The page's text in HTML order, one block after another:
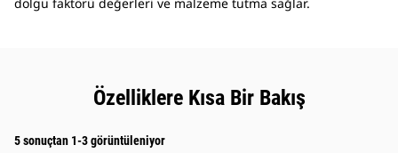
dolgu faktörü değerleri ve malzeme tutma sağlar.
Özelliklere Kısa Bir Bakış
5 sonuçtan 1-3 görüntüleniyor